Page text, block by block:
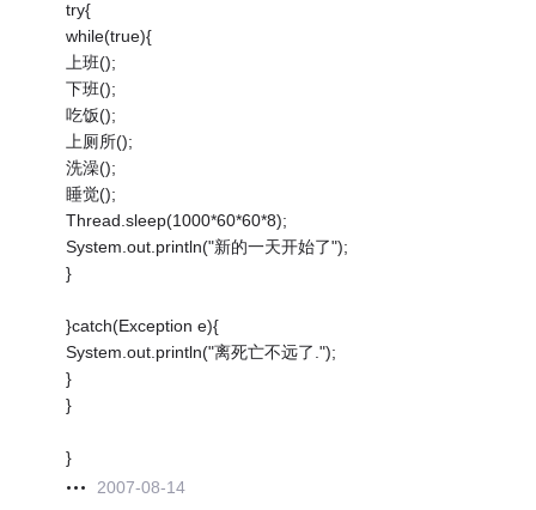
try{
while(true){
上班();
下班();
吃饭();
上厕所();
洗澡();
睡觉();
Thread.sleep(1000*60*60*8);
System.out.println("新的一天开始了");
}
}catch(Exception e){
System.out.println("离死亡不远了.");
}
}
}
2007-08-14